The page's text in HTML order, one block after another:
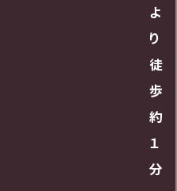
p8z45AA2HPU3mzt
よ
り
徒
歩
約
１
分